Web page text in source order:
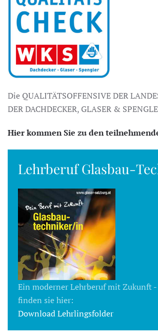
Die QUALITÄTSOFFENSIVE DER
DER DACHDECKER, GLASER &
Hier kommen Sie zu den
Lehrberuf Glasbau-
Ein moderner Lehrberuf mit Zukunft
finden sie hier:
Download Lehrlingsfolder